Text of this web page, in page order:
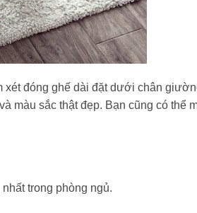
xét đóng ghế dài đặt dưới chân
màu sắc thật đẹp. Bạn cũng có thể
trong phòng ngủ.